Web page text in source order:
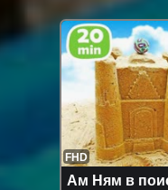
FHD
Ам Ням в